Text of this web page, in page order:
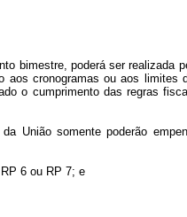
bimestre, poderá ser realizada
aos cronogramas ou aos limites
o cumprimento das regras
União somente poderão
6 ou RP 7; e